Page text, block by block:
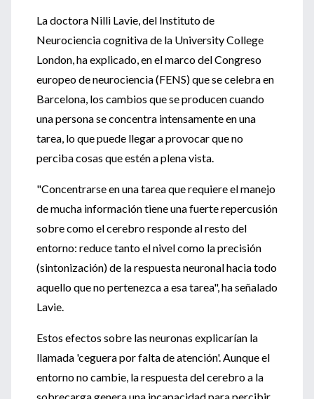
La doctora Nilli Lavie, del Instituto de
Neurociencia cognitiva de la University College
London, ha explicado, en el marco del Congreso
europeo de neurociencia (FENS) que se celebra en
Barcelona, los cambios que se producen cuando
una persona se concentra intensamente en una
tarea, lo que puede llegar a provocar que no
perciba cosas que estén a plena vista.
"Concentrarse en una tarea que requiere el manejo
de mucha información tiene una fuerte repercusión
sobre como el cerebro responde al resto del
entorno: reduce tanto el nivel como la precisión
(sintonización) de la respuesta neuronal hacia todo
aquello que no pertenezca a esa tarea", ha señalado
Lavie.
Estos efectos sobre las neuronas explicarían la
llamada 'ceguera por falta de atención'. Aunque el
entorno no cambie, la respuesta del cerebro a la